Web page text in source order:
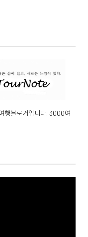
행블로거입니다. 3000여